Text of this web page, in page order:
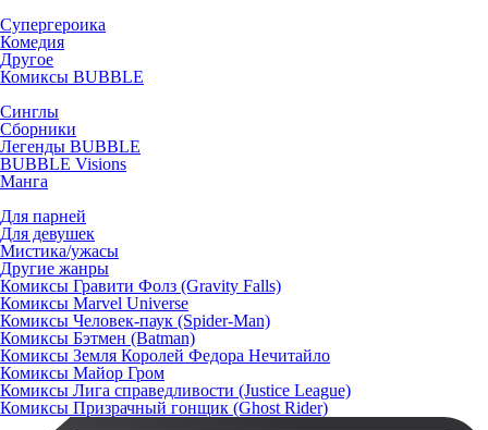
Супергероика
Комедия
Другое
Комиксы BUBBLE
Синглы
Сборники
Легенды BUBBLE
BUBBLE Visions
Манга
Для парней
Для девушек
Мистика/ужасы
Другие жанры
Комиксы Гравити Фолз (Gravity Falls)
Комиксы Marvel Universe
Комиксы Человек-паук (Spider-Man)
Комиксы Бэтмен (Batman)
Комиксы Земля Королей Федора Нечитайло
Комиксы Майор Гром
Комиксы Лига справедливости (Justice League)
Комиксы Призрачный гонщик (Ghost Rider)